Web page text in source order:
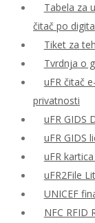
Tabela za
čitač po
Tiket za
Tvrdnja o
uFR čitač
privatnosti
uFR GIDS
uFR GIDS
uFR
uFR2File
UNICEF
NFC RFID